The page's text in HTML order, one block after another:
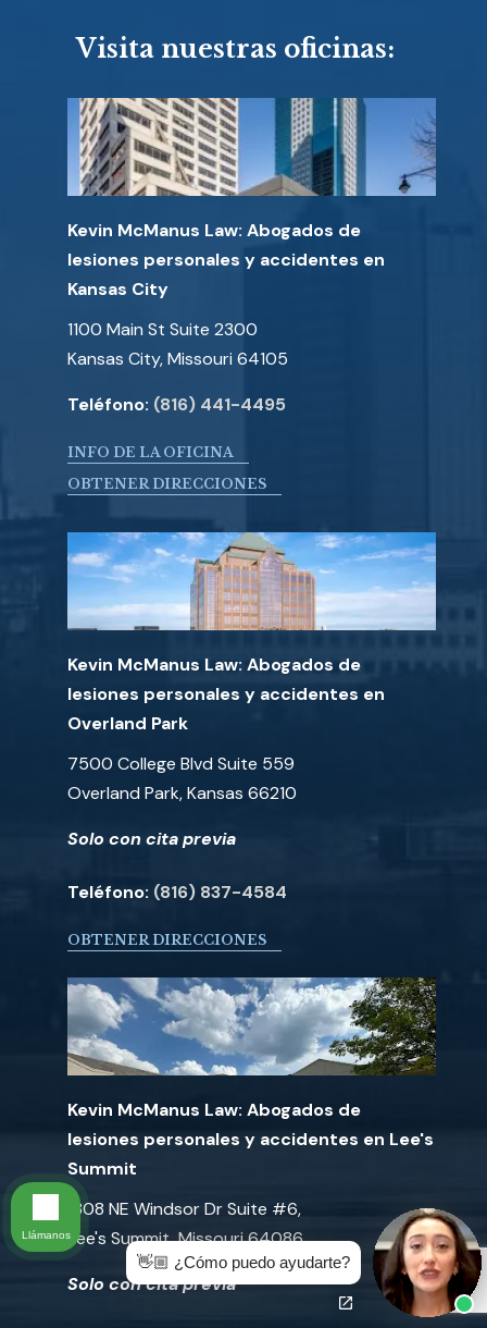
Visita nuestras oficinas:
Kevin McManus Law: Abogados de
lesiones personales y accidentes en
Kansas City
1100 Main St Suite 2300
Kansas City, Missouri 64105
Teléfono: (816) 441-4495
INFO DE LA OFICINA
OBTENER DIRECCIONES
Kevin McManus Law: Abogados de
lesiones personales y accidentes en
Overland Park
7500 College Blvd Suite 559
Overland Park, Kansas 66210
Solo con cita previa
Teléfono: (816) 837-4584
OBTENER DIRECCIONES
Kevin McManus Law: Abogados de
lesiones personales y accidentes en Lee's
Summit
1308 NE Windsor Dr Suite #6,
Lee's Summit, Missouri 64086
Solo con cita previa
👋🏼 ¿Cómo puedo ayudarte?
Llámanos